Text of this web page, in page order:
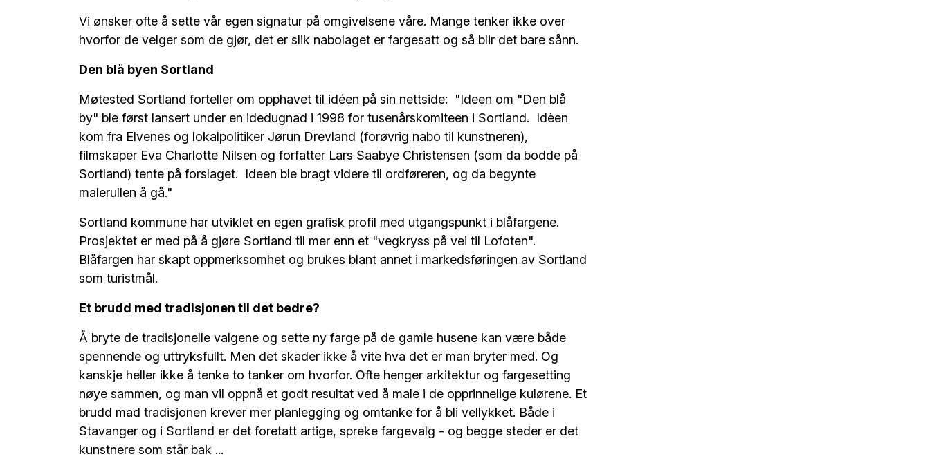
Vi ønsker ofte å sette vår egen signatur på omgivelsene våre. Mange tenker ikke over
hvorfor de velger som de gjør, det er slik nabolaget er fargesatt og så blir det bare sånn.
Den blå byen Sortland
Møtested Sortland forteller om opphavet til idéen på sin nettside: "Ideen om "Den blå
by" ble først lansert under en idedugnad i 1998 for tusenårskomiteen i Sortland. Idèen
kom fra Elvenes og lokalpolitiker Jørun Drevland (forøvrig nabo til kunstneren),
filmskaper Eva Charlotte Nilsen og forfatter Lars Saabye Christensen (som da bodde på
Sortland) tente på forslaget. Ideen ble bragt videre til ordføreren, og da begynte
malerullen å gå."
Sortland kommune har utviklet en egen grafisk profil med utgangspunkt i blåfargene.
Prosjektet er med på å gjøre Sortland til mer enn et "vegkryss på vei til Lofoten".
Blåfargen har skapt oppmerksomhet og brukes blant annet i markedsføringen av Sortland
som turistmål.
Et brudd med tradisjonen til det bedre?
Å bryte de tradisjonelle valgene og sette ny farge på de gamle husene kan være både
spennende og uttryksfullt. Men det skader ikke å vite hva det er man bryter med. Og
kanskje heller ikke å tenke to tanker om hvorfor. Ofte henger arkitektur og fargesetting
nøye sammen, og man vil oppnå et godt resultat ved å male i de opprinnelige kulørene. Et
brudd mad tradisjonen krever mer planlegging og omtanke for å bli vellykket. Både i
Stavanger og i Sortland er det foretatt artige, spreke fargevalg - og begge steder er det
kunstnere som står bak ...